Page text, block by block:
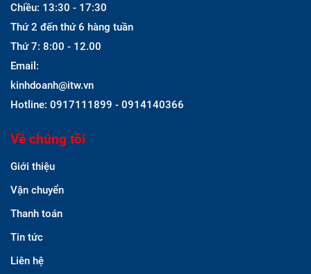
Chiều: 13:30 - 17:30
Thứ 2 đến thứ 6 hàng tuần
Thứ 7: 8:00 - 12.00
Email:
kinhdoanh@itw.vn
Hotline: 0917111899 - 0914140366
Về chúng tôi
Giới thiệu
Vận chuyển
Thanh toán
Tin tức
Liên hệ